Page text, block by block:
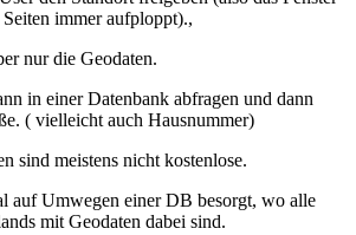
immer aufploppt).,
nur die Geodaten.
in einer Datenbank abfragen und dann
( vielleicht auch Hausnummer)
sind meistens nicht kostenlose.
auf Umwegen einer DB besorgt, wo alle
mit Geodaten dabei sind.